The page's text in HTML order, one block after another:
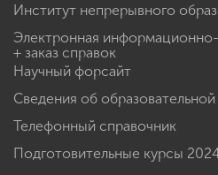
Институт непрерывного
Электронная информационно-
+ заказ справок
Научный форсайт
Сведения об образовательной
Телефонный справочник
Подготовительные курсы